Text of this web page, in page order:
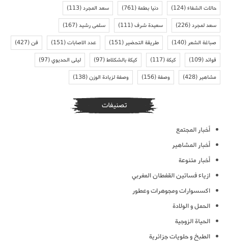
حالات الشفاء(124) دنيا بطمة(761) سعد المجرد(113)
سعد لمجرد(226) سعيدة شرف(111) سلمى رشيد(167)
صباغة الشعر(140) طريقة التحضير(151) عدد الاصابات(151) فن(427)
فوائد(109) كيكة(117) كيكة بالشكلاط(97) ليلى الحديوي(97)
مشاهير(428) وصفة(156) وصفة لزيادة الوزن(138)
تصنيفات
أخبار المجتمع
أخبار المشاهير
أخبار متنوعة
ازياء فساتين القفطان المغربي
اكسسوارات ومجوهرات وعطور
الحمل و الولادة
الحياة الزوجية
الطبخ و حلويات جزائرية